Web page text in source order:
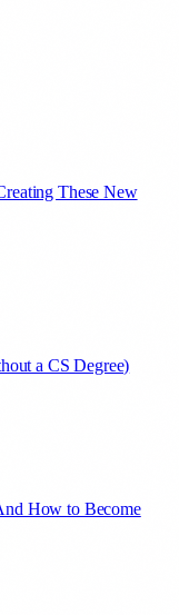
These New
a CS Degree)
How to Become